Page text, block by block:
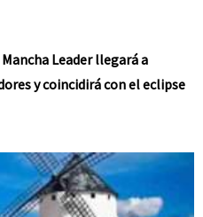
Leader llegará a
y coincidirá con el eclipse